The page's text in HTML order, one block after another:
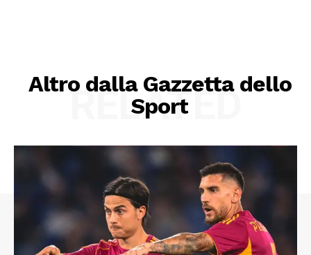
Altro dalla Gazzetta dello
Sport
RELATED